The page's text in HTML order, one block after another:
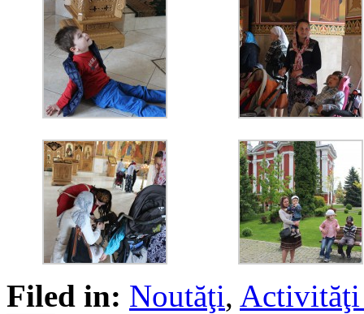
Filed in: Noutăţi, Activităţi